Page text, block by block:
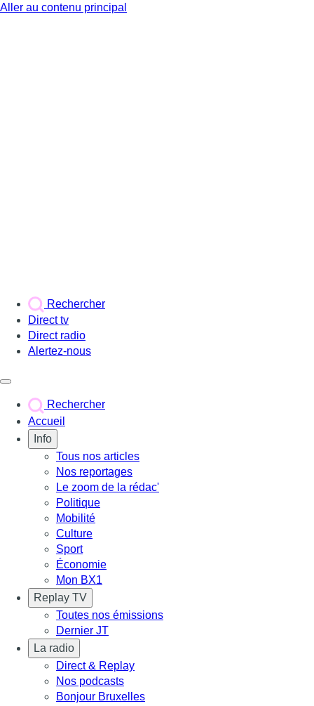
Aller au contenu principal
Rechercher
Direct tv
Direct radio
Alertez-nous
Rechercher
Accueil
Info
Tous nos articles
Nos reportages
Le zoom de la rédac'
Politique
Mobilité
Culture
Sport
Économie
Mon BX1
Replay TV
Toutes nos émissions
Dernier JT
La radio
Direct & Replay
Nos podcasts
Bonjour Bruxelles